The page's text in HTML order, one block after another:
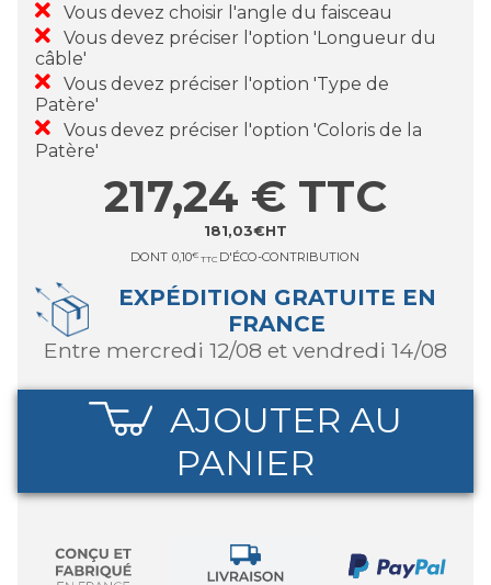
Vous devez choisir l'angle du faisceau
Vous devez préciser l'option 'Longueur du
câble'
Vous devez préciser l'option 'Type de
Patère'
Vous devez préciser l'option 'Coloris de la
Patère'
181,03€HT
217,24 € TTC
DONT 0,10€ TTC D'ÉCO-CONTRIBUTION
EXPÉDITION GRATUITE EN
FRANCE
entre mercredi 12/08 et vendredi 14/08
AJOUTER AU
PANIER